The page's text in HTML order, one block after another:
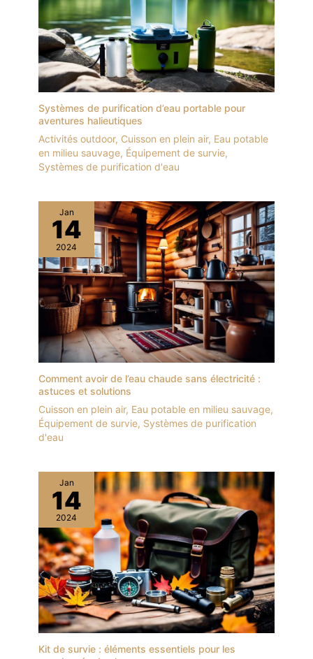
Systèmes de purification d’eau portable pour
aventures halieutiques
Activités outdoor, Cuisson en plein air, Eau potable
en milieu sauvage, Équipement de survie,
Systèmes de purification d'eau
Jan
14
2024
Comment avoir de l’eau chaude sans électricité :
astuces et solutions
Cuisson en plein air, Eau potable en milieu sauvage,
Équipement de survie, Systèmes de purification
d'eau
Jan
14
2024
Kit de survie : éléments essentiels pour les